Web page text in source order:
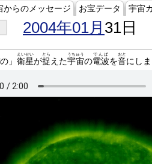
からのメッセージ お宝データ 宇宙
2004年01月 31日
」 衛星
えいせい
が捉
とら
えた宇宙
うちゅう
の電波
でんぱ
を音
おと
にしま